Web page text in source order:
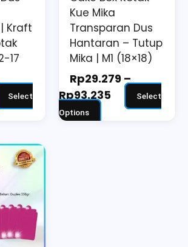
Kraft
17
Select
Kue Mika
Transparan Dus
Hantaran – Tutup
Mika | M1 (18×18)
Rp29.279 –
Rp93.235
Select
Options
chosen
on
the
product
page